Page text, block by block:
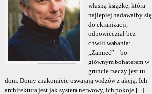
własną książkę, która
najlepiej nadawałby się
do ekranizacji,
odpowiedział bez
chwili wahania:
„Zamieć” – bo
głównym bohaterem w
gruncie rzeczy jest tu
dom. Domy znakomicie oswajają widzów z akcją. Ich
architektura jest jak system nerwowy, ich pokoje [...]